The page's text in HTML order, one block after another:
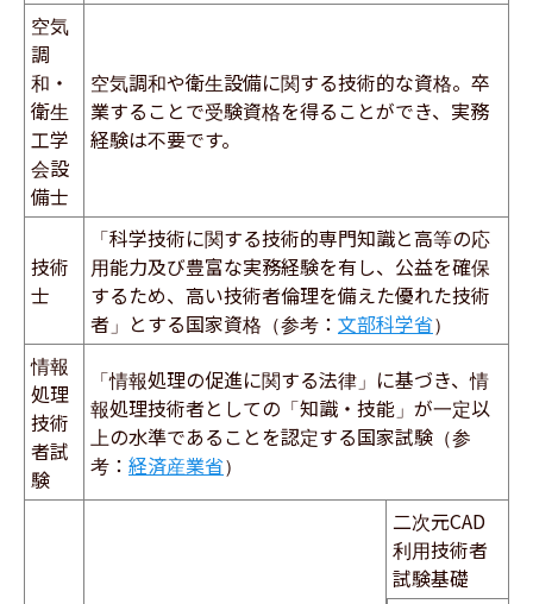
空気
調
和・
衛生
工学
会設
備士
空気調和や衛生設備に関する技術的な資格。卒
業することで受験資格を得ることができ、実務
経験は不要です。
技術
士
「科学技術に関する技術的専門知識と高等の応
用能力及び豊富な実務経験を有し、公益を確保
するため、高い技術者倫理を備えた優れた技術
者」とする国家資格（参考： 文部科学省）
情報
処理
技術
者試
験
「情報処理の促進に関する法律」に基づき、情
報処理技術者としての「知識・技能」が一定以
上の水準であることを認定する国家試験（参
考： 経済産業省）
二次元CAD
利用技術者
試験基礎